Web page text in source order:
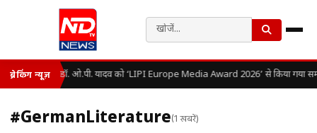
ब्रेकिंग न्यूज़ डॉ. ओ.पी. यादव को ‘LIPI Europe Media Award 2026’ से किया गया
#GermanLiterature(1 खबरें)